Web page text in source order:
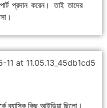
প্রদান করেন। তাই তাদের
ব্যাসিক কিছু আইডিয়া ছিলো।